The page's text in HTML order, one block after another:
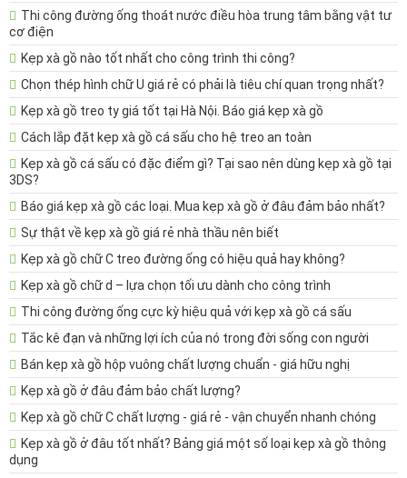
Thi công đường ống thoát nước điều hòa trung tâm bằng vật tư
cơ điện
Kẹp xà gồ nào tốt nhất cho công trình thi công?
Chọn thép hình chữ U giá rẻ có phải là tiêu chí quan trọng nhất?
Kẹp xà gồ treo ty giá tốt tại Hà Nội. Báo giá kẹp xà gồ
Cách lắp đặt kẹp xà gồ cá sấu cho hệ treo an toàn
Kẹp xà gồ cá sấu có đặc điểm gì? Tại sao nên dùng kẹp xà gồ tại
3DS?
Báo giá kẹp xà gồ các loại. Mua kẹp xà gồ ở đâu đảm bảo nhất?
Sự thật về kẹp xà gồ giá rẻ nhà thầu nên biết
Kẹp xà gồ chữ C treo đường ống có hiệu quả hay không?
Kẹp xà gồ chữ d – lựa chọn tối ưu dành cho công trình
Thi công đường ống cực kỳ hiệu quả với kẹp xà gồ cá sấu
Tắc kê đạn và những lợi ích của nó trong đời sống con người
Bán kẹp xà gồ hộp vuông chất lượng chuẩn - giá hữu nghị
Kẹp xà gồ ở đâu đảm bảo chất lượng?
Kẹp xà gồ chữ C chất lượng - giá rẻ - vận chuyển nhanh chóng
Kẹp xà gồ ở đâu tốt nhất? Bảng giá một số loại kẹp xà gồ thông
dụng